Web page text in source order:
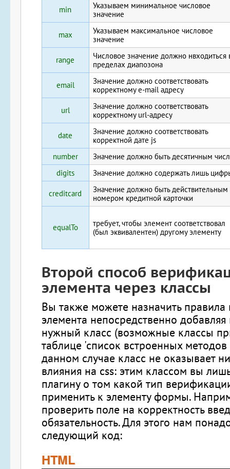
min
Указываем минимальное числовое
значение
max
Указываем максимальное числовое
значение
range
Числовое значение должно нвходиться
пределах диапозона
email
Значение должно соответствовать
корректному e-mail адресу
url
Значение должно соответствовать
корректному url-адресу
date
Значение должно соответствовать
корректной дате js
number
Значение должно быть десятичным
digits
Значение должно содержать лишь
creditcard
Значение должно быть действительным
номером кредитной карточки
equalTo
требует, чтобы элемент соответствовал
(был эквивалентен) другому элементу
Второй способ
элемента через классы
Вы также можете назначить
элемента непосредственно добавляя
нужный класс (возможные классы
таблице 'список встроенных
данном случае класс не оказывает
влияния на css: этим классом вы
плагину о том какой тип
применить к элементу формы.
проверить поле на корректность
обязательность. Для этого нам
следующий код:
HTML